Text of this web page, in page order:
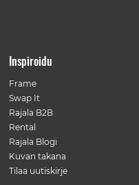
Inspiroidu
Frame
Swap It
Rajala B2B
Rental
Rajala Blogi
Kuvan takana
Tilaa uutiskirje